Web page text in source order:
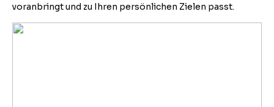
voranbringt und zu Ihren persönlichen Zielen passt.